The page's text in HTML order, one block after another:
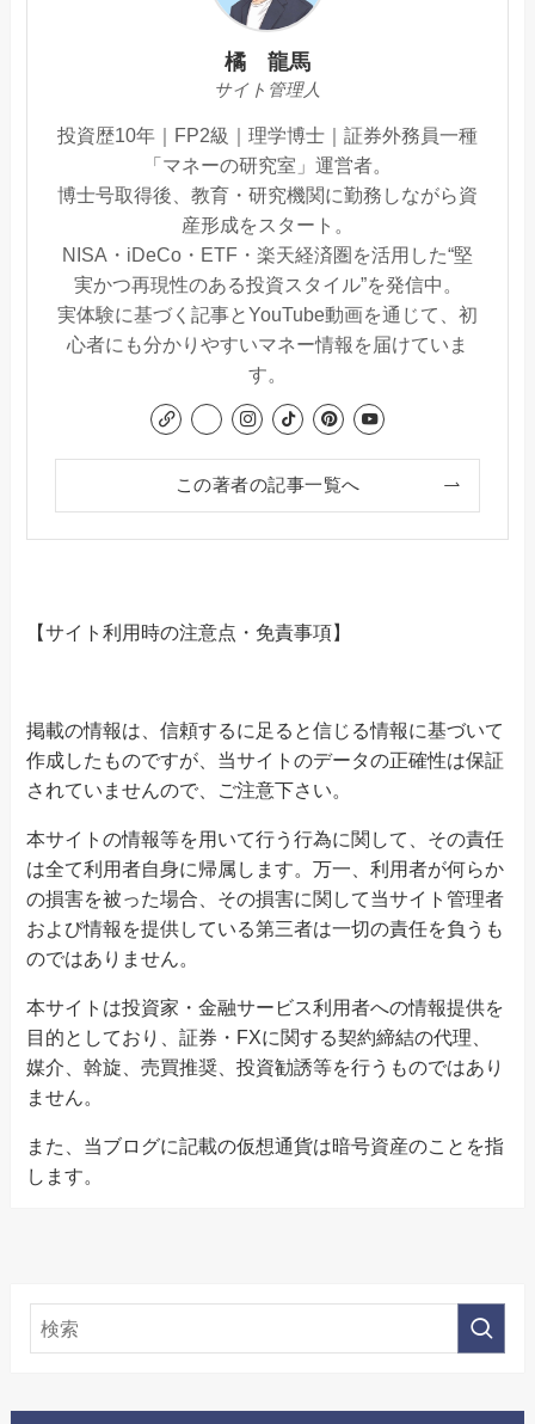
橘 龍馬
サイト管理人
投資歴10年｜FP2級｜理学博士｜証券外務員一種
「マネーの研究室」運営者。
博士号取得後、教育・研究機関に勤務しながら資
産形成をスタート。
NISA・iDeCo・ETF・楽天経済圏を活用した“堅
実かつ再現性のある投資スタイル”を発信中。
実体験に基づく記事とYouTube動画を通じて、初
心者にも分かりやすいマネー情報を届けていま
す。
この著者の記事一覧へ
【サイト利用時の注意点・免責事項】
掲載の情報は、信頼するに足ると信じる情報に基づいて
作成したものですが、当サイトのデータの正確性は保証
されていませんので、ご注意下さい。
本サイトの情報等を用いて行う行為に関して、その責任
は全て利用者自身に帰属します。万一、利用者が何らか
の損害を被った場合、その損害に関して当サイト管理者
および情報を提供している第三者は一切の責任を負うも
のではありません。
本サイトは投資家・金融サービス利用者への情報提供を
目的としており、証券・FXに関する契約締結の代理、
媒介、斡旋、売買推奨、投資勧誘等を行うものではあり
ません。
また、当ブログに記載の仮想通貨は暗号資産のことを指
します。